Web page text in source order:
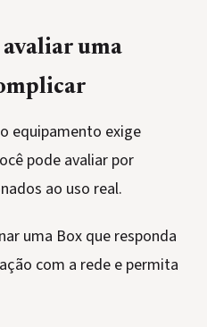
avaliar uma
equipamento exige
pode avaliar por
ao uso real.
uma Box que responda
com a rede e permita